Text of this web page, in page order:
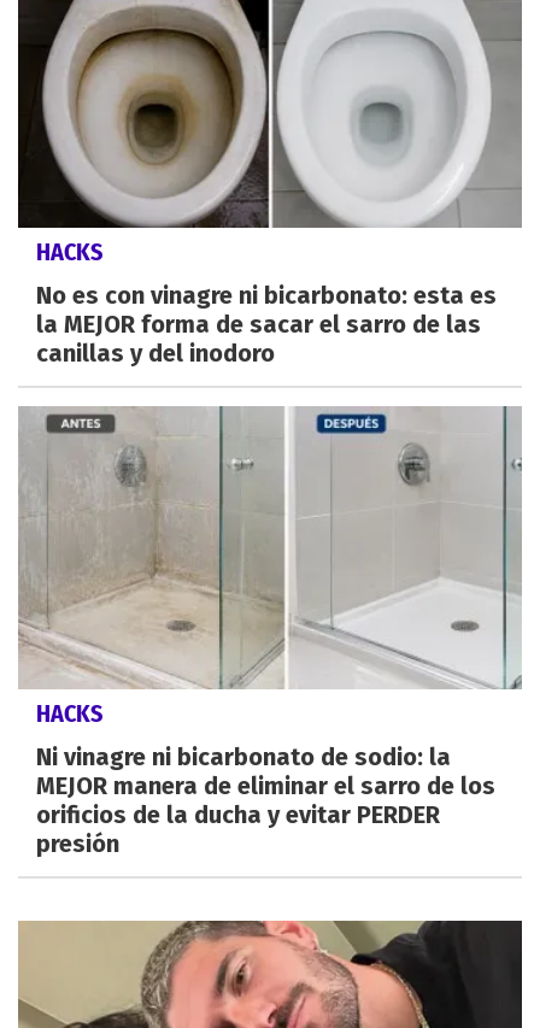
HACKS
No es con vinagre ni bicarbonato: esta es
la MEJOR forma de sacar el sarro de las
canillas y del inodoro
HACKS
Ni vinagre ni bicarbonato de sodio: la
MEJOR manera de eliminar el sarro de los
orificios de la ducha y evitar PERDER
presión